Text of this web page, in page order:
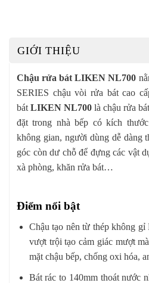
GIỚI THIỆU
Chậu rửa bát LIKEN NL700
SERIES chậu vòi rửa bát cao
bátLIKEN NL700là chậu rửa
đặt trong nhà bếp có kích
không gian, người dùng dễ dàng
góc còn dư chỗ để đựng các vật
xà phòng, khăn rửa bát…
Điểm nổi bật
Chậu tạo nên từ thép không
vượt trội tạo cảm giác mượt
mặt chậu bếp, chống oxi hóa,
Bát rác to 140mm thoát nước